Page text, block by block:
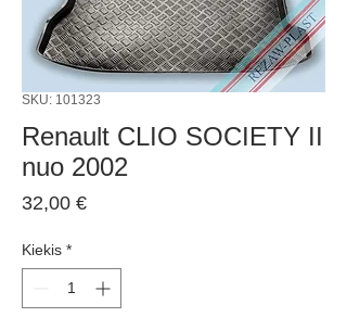
SKU: 101323
Renault CLIO SOCIETY II
nuo 2002
32,00 €Price
Kiekis *